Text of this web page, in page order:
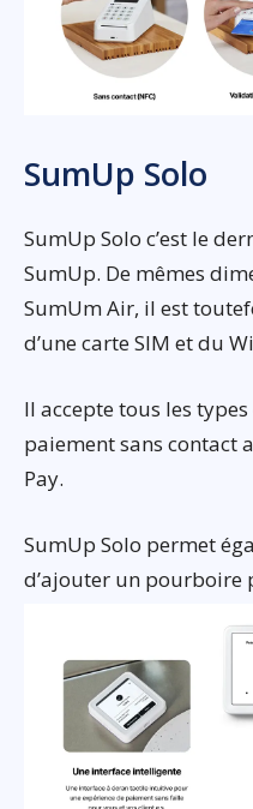
SumUp Solo
SumUp Solo c’est le
SumUp. De mêmes
SumUm Air, il est
d’une carte SIM et du
Il accepte tous les
paiement sans contact
Pay.
SumUp Solo permet
d’ajouter un pourboire